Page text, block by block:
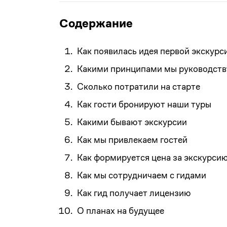
Содержание
Как появилась идея первой
Какими принципами мы
Сколько потратили на старте
Как гости бронируют наши туры
Какими бывают экскурсии
Как мы привлекаем гостей
Как формируется цена за
Как мы сотрудничаем с гидами
Как гид получает лицензию
О планах на будущее